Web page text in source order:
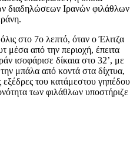
διαδηλώσεων Ιρανών φιλάθλων
στο 7ο λεπτό, όταν ο Έλιτζα
μέσα από την περιοχή, έπειτα
ισοφάρισε δίκαια στο 32’, με
μπάλα από κοντά στα δίχτυα,
του κατάμεστου γηπέδου
των φιλάθλων υποστήριζε